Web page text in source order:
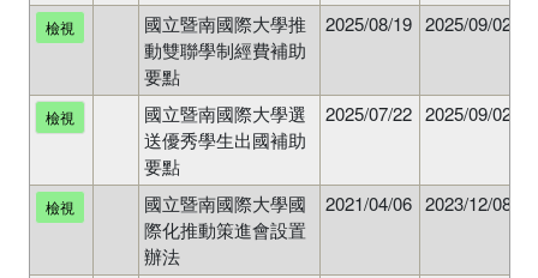
檢視
國立暨南國際大學推
動雙聯學制經費補助
要點
2025/08/19 2025/09/02
檢視
國立暨南國際大學選
送優秀學生出國補助
要點
2025/07/22 2025/09/02
檢視
國立暨南國際大學國
際化推動策進會設置
辦法
2021/04/06 2023/12/08